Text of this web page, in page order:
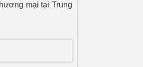
mại tại Trung